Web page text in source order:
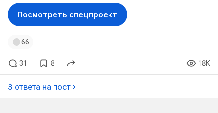
Посмотреть спецпроект
66
31 8 18K
3 ответа на пост